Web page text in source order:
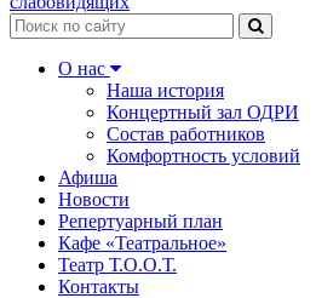
Поиск
О нас
Наша история
Концертный зал ОДРИ
Состав работников
Комфортность условий
Афиша
Новости
Репертуарный план
Кафе «Театральное»
Театр Т.О.О.Т.
Контакты